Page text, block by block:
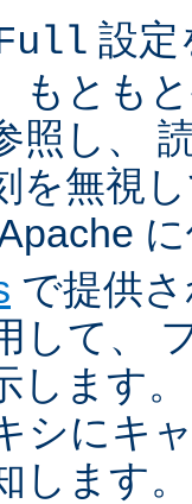
設定
もとも
照し、
を無視
で提供
して、
します
シにキ
します。